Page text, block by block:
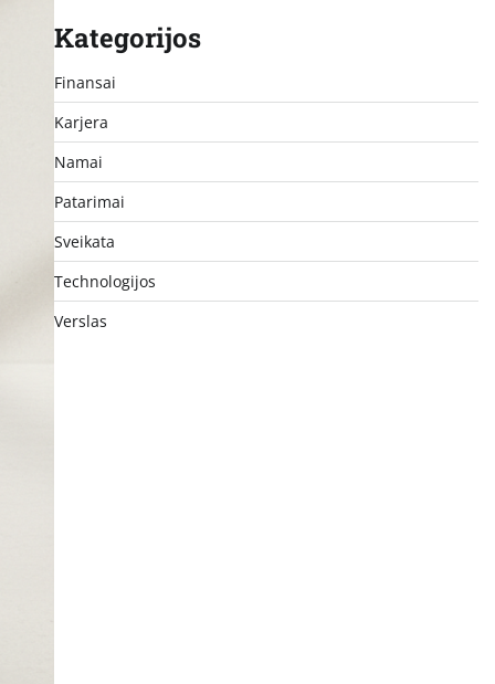
Kategorijos
Finansai
Karjera
Namai
Patarimai
Sveikata
Technologijos
Verslas